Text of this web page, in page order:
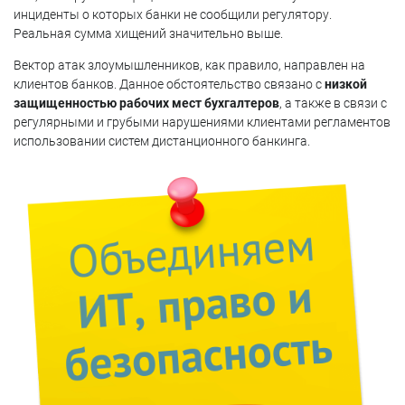
инциденты о которых банки не сообщили регулятору.
Реальная сумма хищений значительно выше.
Вектор атак злоумышленников, как правило, направлен на
клиентов банков. Данное обстоятельство связано снизкой
защищенностью рабочих мест бухгалтеров, а также в связи с
регулярными и грубыми нарушениями клиентами регламентов
использовании систем дистанционного банкинга.